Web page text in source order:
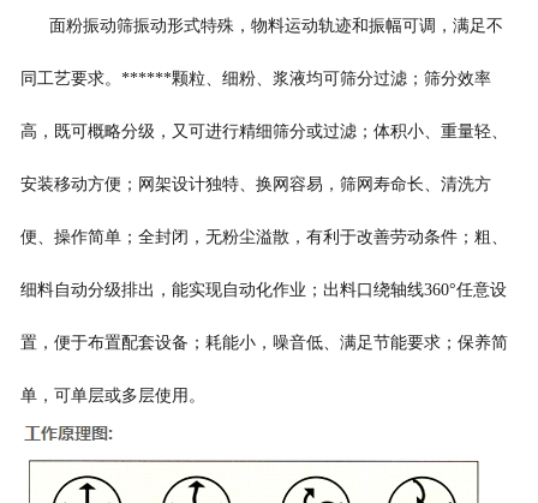
面粉振动筛振动形式特殊，物料运动轨迹和振幅可调，满足不
同工艺要求。******颗粒、细粉、浆液均可筛分过滤；筛分效率
高，既可概略分级，又可进行精细筛分或过滤；体积小、重量轻、
安装移动方便；网架设计独特、换网容易，筛网寿命长、清洗方
便、操作简单；全封闭，无粉尘溢散，有利于改善劳动条件；粗、
细料自动分级排出，能实现自动化作业；出料口绕轴线360°任意设
置，便于布置配套设备；耗能小，噪音低、满足节能要求；保养简
单，可单层或多层使用。